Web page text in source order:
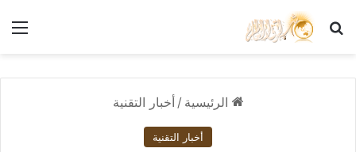
بحث عن
الرئيسية / أخبار التقنية
أخبار التقنية